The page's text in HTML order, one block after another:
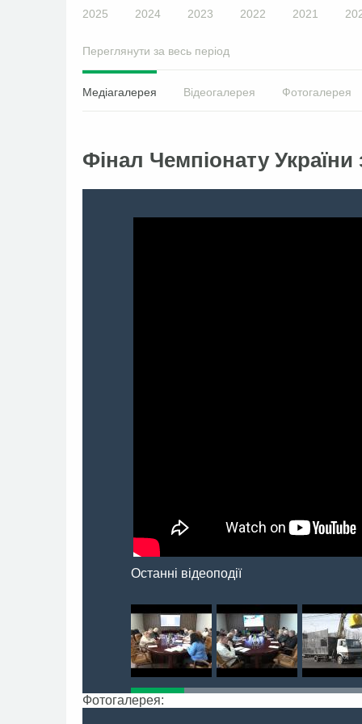
2025 2024 2023 2022 2021
Переглянути за весь період
Медіагалерея Відеогалерея Фотогалерея
Фінал Чемпіонату України
Останні відеоподії
Фотогалерея: